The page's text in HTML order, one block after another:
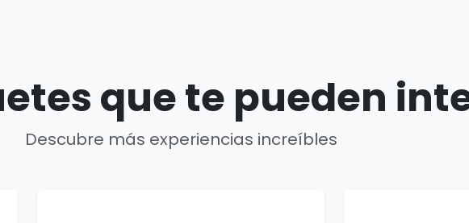
que te pueden
Descubre más experiencias increíbles